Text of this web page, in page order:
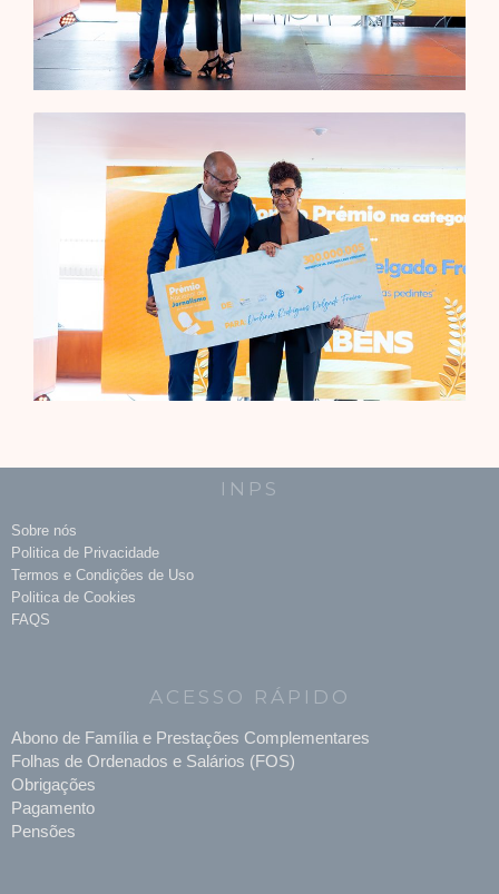
INPS
Sobre nós
Politica de Privacidade
Termos e Condições de Uso
Politica de Cookies
FAQS
ACESSO RÁPIDO
Abono de Família e Prestações Complementares
Folhas de Ordenados e Salários (FOS)
Obrigações
Pagamento
Pensões